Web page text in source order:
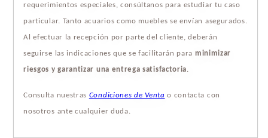
requerimientos especiales, consúltanos para estudiar tu caso
particular. Tanto acuarios como muebles se envían asegurados.
Al efectuar la recepción por parte del cliente, deberán
seguirse las indicaciones que se facilitarán para minimizar
riesgos y garantizar una entrega satisfactoria.
Consulta nuestras Condiciones de Venta o contacta con
nosotros ante cualquier duda.